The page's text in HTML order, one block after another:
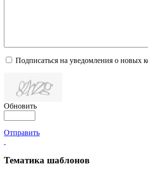
Подписаться на уведомления о новых
Обновить
Отправить
Тематика шаблонов